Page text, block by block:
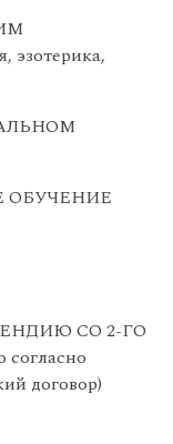
СО 2-ГО
договор)